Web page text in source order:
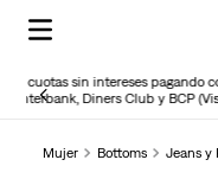
¡Ya disponible!
Mujer Bottoms Jeans y